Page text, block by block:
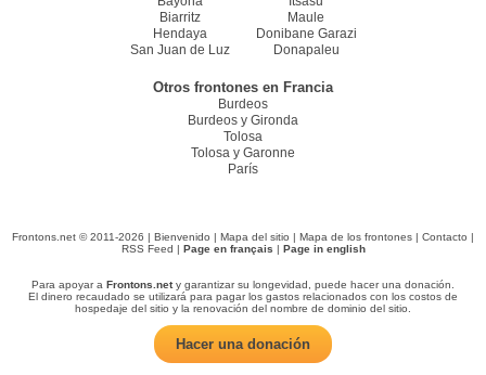
Biarritz
Hendaya
San Juan de Luz
Maule
Donibane Garazi
Donapaleu
Otros frontones en Francia
Burdeos
Burdeos y Gironda
Tolosa
Tolosa y Garonne
París
Frontons.net © 2011-2026 | Bienvenido | Mapa del sitio | Mapa de los frontones | Contacto |
RSS Feed | Page en français | Page in english
Para apoyar a Frontons.nety garantizar su longevidad, puede hacer una donación.
El dinero recaudado se utilizará para pagar los gastos relacionados con los costos de
hospedaje del sitio y la renovación del nombre de dominio del sitio.
Hacer una donación